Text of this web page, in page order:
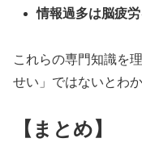
情報過多は脳疲
これらの専門知識を
せい」ではないとわか
【まとめ】